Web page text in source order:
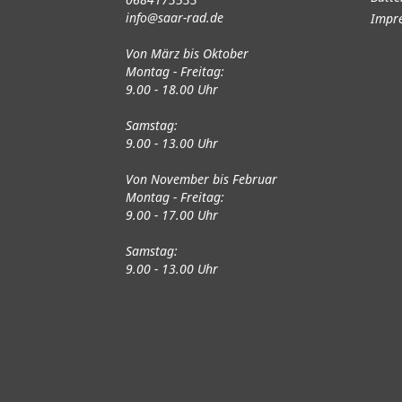
info@saar-rad.de
Von März bis Oktober
Montag - Freitag:
9.00 - 18.00 Uhr
Samstag:
9.00 - 13.00 Uhr
Von November bis Februar
Montag - Freitag:
9.00 - 17.00 Uhr
Samstag:
9.00 - 13.00 Uhr